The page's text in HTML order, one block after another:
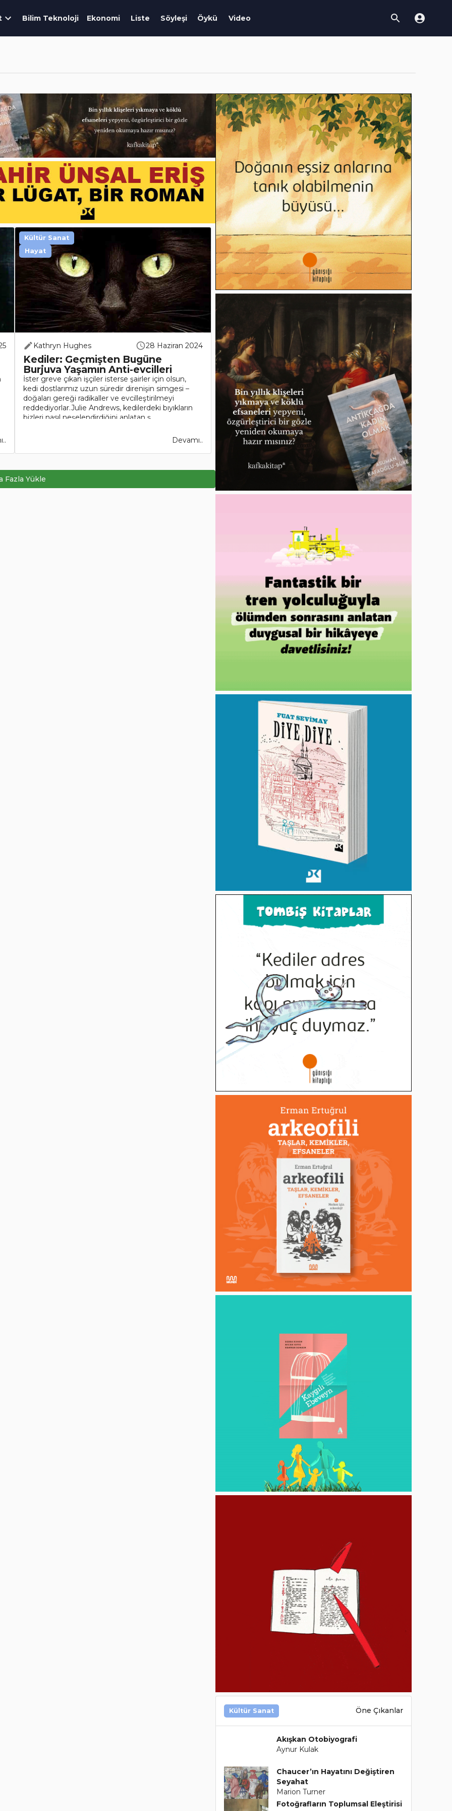
Bilim Teknoloji Ekonomi Liste Söyleşi Öykü Video
Kathryn Hughes 28 Haziran 2024
Kediler: Geçmişten Bugüne
Burjuva Yaşamın Anti-evcilleri
İster greve çıkan işçiler isterse şairler için olsun,
kedi dostlarımız uzun süredir direnişin simgesi –
doğaları gereği radikaller ve evcilleştirilmeyi
reddediyorlar.Julie Andrews, kedilerdeki bıyıkların
bizleri nasıl neşelendirdiğini anlatan ş..
Devamı..
Kültür Sanat
Hayat
Fazla Yükle
Kültür Sanat Öne Çıkanlar
Akışkan Otobiyografi
Aynur Kulak
Chaucer’ın Hayatını Değiştiren
Seyahat
Marion Turner
Fotoğrafların Toplumsal Eleştirisi